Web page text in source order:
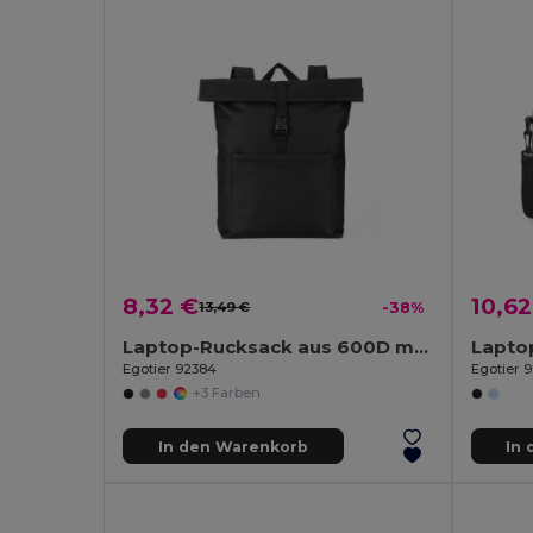
8,32 €13,49 € -38%
Laptop-Rucksack aus 600D mit 210D Innenfutter 17.3"
Egotier 92384
+3 Farben
In den Warenkorb
Egotier
In